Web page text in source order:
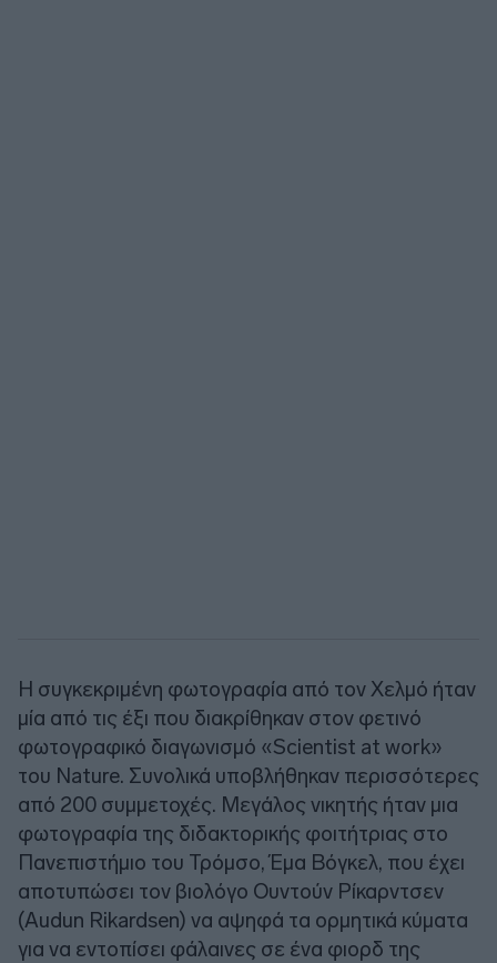
Η συγκεκριμένη φωτογραφία από τον Χελμό ήταν
μία από τις έξι που διακρίθηκαν στον φετινό
φωτογραφικό διαγωνισμό «Scientist at work»
του Nature. Συνολικά υποβλήθηκαν περισσότερες
από 200 συμμετοχές. Μεγάλος νικητής ήταν μια
φωτογραφία της διδακτορικής φοιτήτριας στο
Πανεπιστήμιο του Τρόμσο, Έμα Βόγκελ, που έχει
αποτυπώσει τον βιολόγο Ουντούν Ρίκαρντσεν
(Audun Rikardsen) να αψηφά τα ορμητικά κύματα
για να εντοπίσει φάλαινες σε ένα φιορδ της